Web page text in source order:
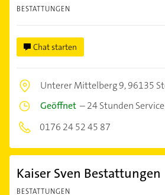
BESTATTUNGEN
Chat starten
Unterer Mittelberg 9,96135
Geöffnet –24 Stunden Service
0176 24 52 45 87
Kaiser Sven Bestattungen
BESTATTUNGEN